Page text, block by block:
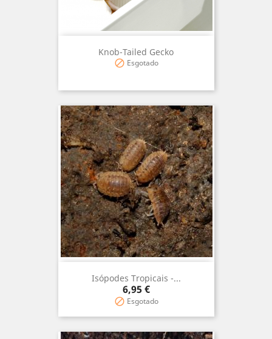
Knob-Tailed Gecko
 Esgotado
Isópodes Tropicais -...
Preço
6,95 €
 Esgotado